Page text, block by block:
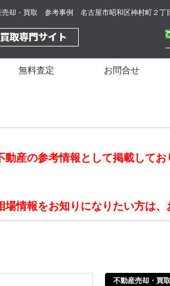
売却・買取 参考事例 名古屋市昭和区神村町２
無料査定 お問合せ
産の参考情報として掲載して
情報をお知りになりたい方は、
不動産売却・買